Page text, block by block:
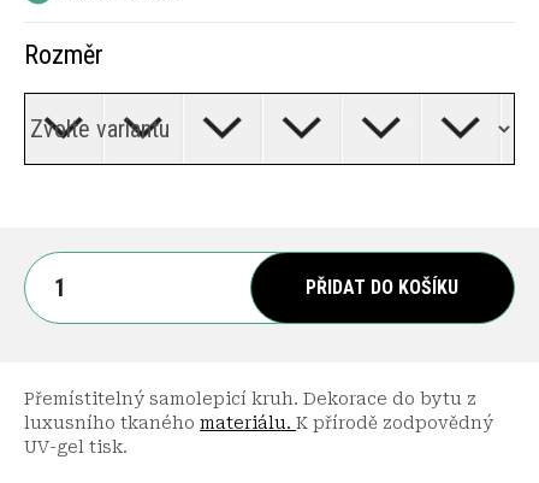
Rozměr
PŘIDAT DO KOŠÍKU
Přemístitelný samolepicí kruh. Dekorace do bytu z
luxusního tkaného materiálu. K přírodě zodpovědný
UV-gel tisk.